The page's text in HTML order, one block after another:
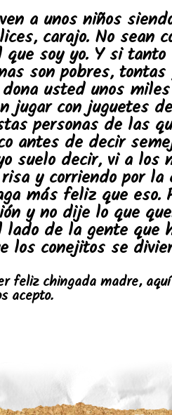
a unos niños
carajo. No sean
soy yo. Y si tanto
son pobres,
usted unos
jugar con juguetes
personas de las
antes de decir
suelo decir, vi a los
y corriendo por la
más feliz que eso.
y no dije lo que
lado de la gente que
los conejitos se
feliz chingada madre,
acepto.